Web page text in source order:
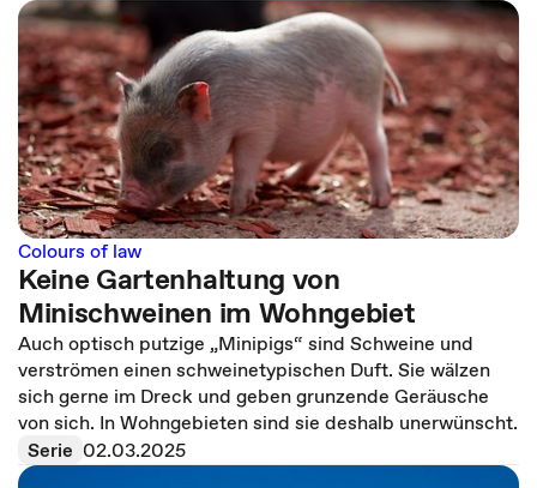
Colours of law
Keine Gartenhaltung von
Minischweinen im Wohngebiet
Auch optisch putzige „Minipigs“ sind Schweine und
verströmen einen schweinetypischen Duft. Sie wälzen
sich gerne im Dreck und geben grunzende Geräusche
von sich. In Wohngebieten sind sie deshalb unerwünscht.
Serie 02.03.2025